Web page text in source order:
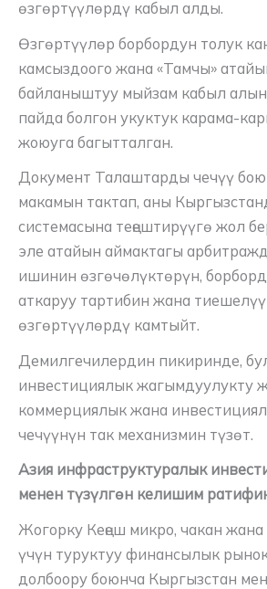
өзгөртүүлөрдү кабыл алды.
Өзгөртүүлөр борбордун толук
камсыздоого жана «Тамчы»
байланыштуу мыйзам кабыл
пайда болгон укуктук карама-
жоюуга багытталган.
Документ Талаштарды чечүү
макамын тактап, аны
системасына теңештирүүгө жол
эле атайын аймактагы
ишинин өзгөчөлүктөрүн,
аткаруу тартибин жана
өзгөртүүлөрдү камтыйт.
Демилгечилердин пикиринде,
инвестициялык жагымдуулукту
коммерциялык жана
чечүүнүн так механизмин түзөт.
Азия инфраструктуралык
менен түзүлгөн келишим
Жогорку Кеңеш микро, чакан
үчүн туруктуу финансылык
долбоору боюнча Кыргызстан